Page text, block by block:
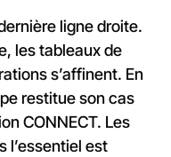
ligne droite.
les tableaux de
s’affinent. En
restitue son cas
CONNECT. Les
l’essentiel est